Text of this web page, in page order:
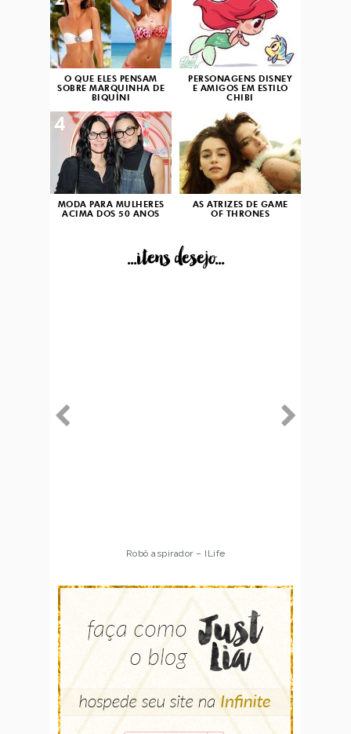
O QUE ELES PENSAM
SOBRE MARQUINHA DE
BIQUÍNI
PERSONAGENS DISNEY
E AMIGOS EM ESTILO
CHIBI
MODA PARA MULHERES
ACIMA DOS 50 ANOS
4
AS ATRIZES DE GAME
OF THRONES
...itens desejo...
Robô aspirador – ILife